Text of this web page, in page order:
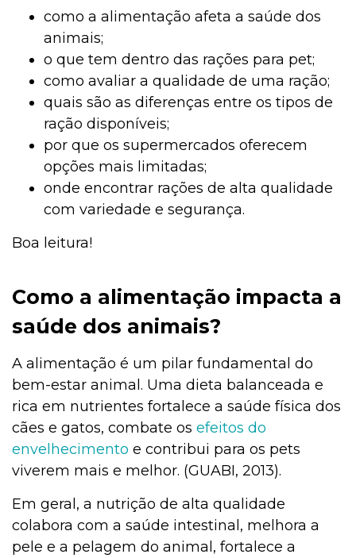
como a alimentação afeta a saúde dos
animais;
o que tem dentro das rações para pet;
como avaliar a qualidade de uma ração;
quais são as diferenças entre os tipos de
ração disponíveis;
por que os supermercados oferecem
opções mais limitadas;
onde encontrar rações de alta qualidade
com variedade e segurança.
Boa leitura!
Como a alimentação impacta a
saúde dos animais?
A alimentação é um pilar fundamental do
bem-estar animal. Uma dieta balanceada e
rica em nutrientes fortalece a saúde física dos
cães e gatos, combate os efeitos do
envelhecimento e contribui para os pets
viverem mais e melhor. (GUABI, 2013).
Em geral, a nutrição de alta qualidade
colabora com a saúde intestinal, melhora a
pele e a pelagem do animal, fortalece a